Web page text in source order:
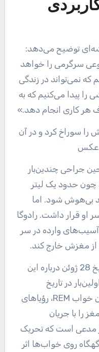
توضیح می‌دهد:
سرگرمی را خواهد
نمی‌تواند در زندگی
را پیدا می‌کنیم که به
هر کاری انجام دهد.»
در حین جراحی چندین‌بار
حدود یک لیتر
بی‌هوش شود. اما
او قرار داشت. رادوگا
آسیب‌های وارده در سر
از مغزش خارج کند.
کانال خبری Phase Today در تاریخ 28 ژوئن درباره این
در تاریخ
توانسته‌اند به‌طور مستقیم در حین خواب REM، رؤیاهای
را با جریان
مدعی است که تحریک
روی خواب‌ها اثر